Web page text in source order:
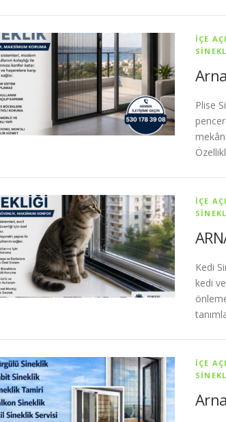
İÇE
Plise
İÇE
Kedi
kedi
İÇE